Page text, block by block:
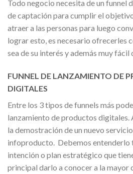
Todo negocio necesita de un funnel
de captación para cumplir el
atraer a las personas para luego
lograr esto, es necesario ofrecerles
sea de su interés y además muy fácil
FUNNEL DE LANZAMIENTO DE
DIGITALES
Entre los 3 tipos de funnels más
lanzamiento de productos digitales.
la demostración de un nuevo
infoproducto. Debemos entenderlo
intención o plan estratégico que
principal darlo a conocer a la mayor